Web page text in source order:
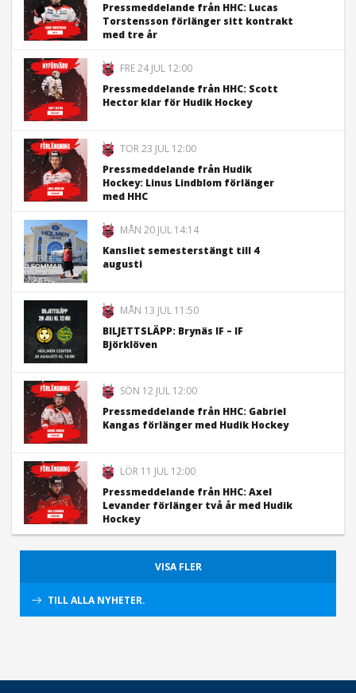
Pressmeddelande från HHC: Lucas
Torstensson förlänger sitt kontrakt
med tre år
FRE 24 JUL 12:00
Pressmeddelande från HHC: Scott
Hector klar för Hudik Hockey
TOR 23 JUL 12:00
Pressmeddelande från Hudik
Hockey: Linus Lindblom förlänger
med HHC
MÅN 20 JUL 14:14
Kansliet semesterstängt till 4
augusti
MÅN 13 JUL 11:50
BILJETTSLÄPP: Brynäs IF – IF
Björklöven
SÖN 12 JUL 12:00
Pressmeddelande från HHC: Gabriel
Kangas förlänger med Hudik Hockey
LÖR 11 JUL 12:00
Pressmeddelande från HHC: Axel
Levander förlänger två år med Hudik
Hockey
VISA FLER
TILL ALLA NYHETER.